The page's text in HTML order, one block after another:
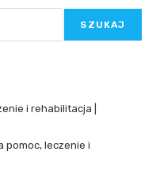
SZUKAJ
i rehabilitacja |
pomoc, leczenie i